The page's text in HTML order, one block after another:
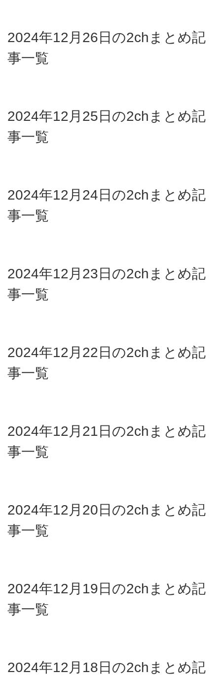
2024年12月26日の2chまとめ記
事一覧
2024年12月25日の2chまとめ記
事一覧
2024年12月24日の2chまとめ記
事一覧
2024年12月23日の2chまとめ記
事一覧
2024年12月22日の2chまとめ記
事一覧
2024年12月21日の2chまとめ記
事一覧
2024年12月20日の2chまとめ記
事一覧
2024年12月19日の2chまとめ記
事一覧
2024年12月18日の2chまとめ記